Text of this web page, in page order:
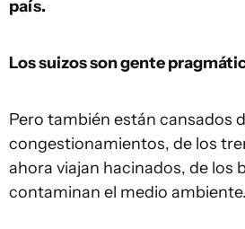
país.
Los suizos son gente
Pero también están cansados
congestionamientos, de los
ahora viajan hacinados, de los
contaminan el medio ambiente.